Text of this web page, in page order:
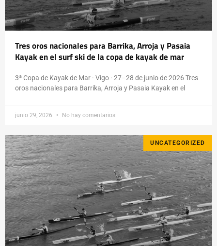
Tres oros nacionales para Barrika, Arroja y Pasaia
Kayak en el surf ski de la copa de kayak de mar
3ª Copa de Kayak de Mar · Vigo · 27–28 de junio de 2026 Tres
oros nacionales para Barrika, Arroja y Pasaia Kayak en el
junio 29, 2026 No hay comentarios
UNCATEGORIZED